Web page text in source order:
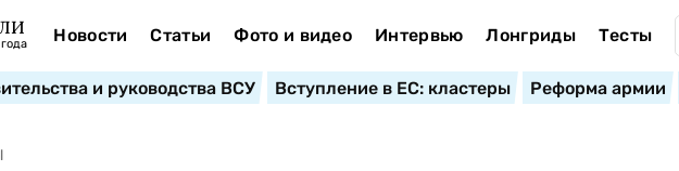
Новости Статьи Фото и видео Интервью Лонгриды Тесты
и руководства ВСУ Вступление в ЕС: кластеры Реформа армии